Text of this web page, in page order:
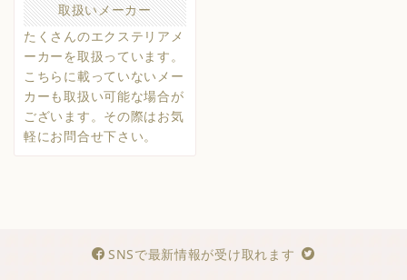
取扱いメーカー
たくさんのエクステリアメ
ーカーを取扱っています。
こちらに載っていないメー
カーも取扱い可能な場合が
ございます。その際はお気
軽にお問合せ下さい。
SNSで最新情報が受け取れます